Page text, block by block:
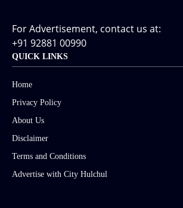
For Advertisement, contact us at:
+91 92881 00990
QUICK LINKS
Home
Privacy Policy
About Us
Disclaimer
Terms and Conditions
Advertise with City Hulchul